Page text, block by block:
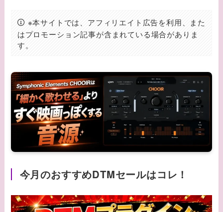
※本サイトでは、アフィリエイト広告を利用、また
はプロモーション記事が含まれている場合がありま
す。
今月のおすすめDTMセールはコレ！